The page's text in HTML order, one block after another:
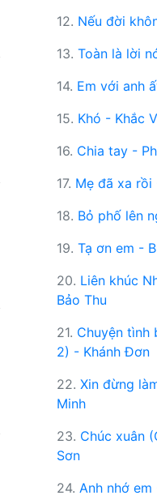
12. Nếu đời
13. Toàn là lời
14. Em với anh
15. Khó - Khắc
16. Chia tay -
17. Mẹ đã xa rồi
18. Bỏ phố lên
19. Tạ ơn em -
20. Liên khúc
Bảo Thu
21. Chuyện tình
2) - Khánh Đơn
22. Xin đừng
Minh
23. Chúc xuân
Sơn
24. Anh nhớ